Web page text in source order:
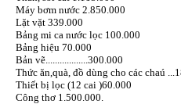
Máy bơm nước 2.850.000
Lặt vặt 339.000
Bảng mi ca nước lọc 100.000
Bảng hiệu 70.000
Bản vẽ..................300.000
Thức ăn,quà, đồ dùng cho các chaú
Thiết bị lọc (12 cai )60.000
Công thơ 1.500.000.